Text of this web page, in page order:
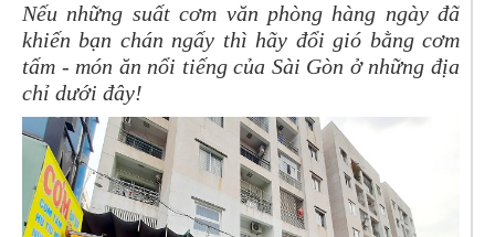
Nếu những suất cơm văn phòng hàng ngày đã
khiến bạn chán ngấy thì hãy đổi gió bằng cơm
tấm - món ăn nổi tiếng của Sài Gòn ở những địa
chỉ dưới đây!